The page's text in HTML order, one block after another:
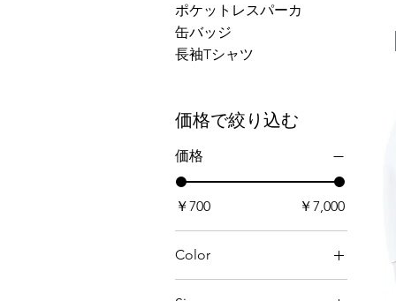
ポケットレスパーカ
缶バッジ
長袖Tシャツ
価格で絞り込む
価格
￥700 ￥7,000
Color